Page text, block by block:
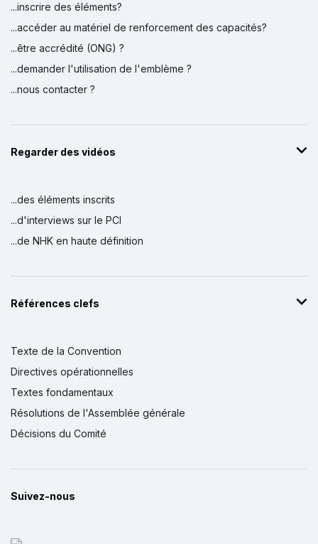
...inscrire des éléments?
...accéder au matériel de renforcement des capacités?
...être accrédité (ONG) ?
...demander l'utilisation de l'emblème ?
...nous contacter ?
Regarder des vidéos
...des éléments inscrits
...d'interviews sur le PCI
...de NHK en haute définition
Références clefs
Texte de la Convention
Directives opérationnelles
Textes fondamentaux
Résolutions de l'Assemblée générale
Décisions du Comité
Suivez-nous